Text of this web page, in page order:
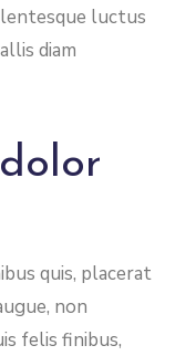
luctus
diam
quis, placerat
non
felis finibus,